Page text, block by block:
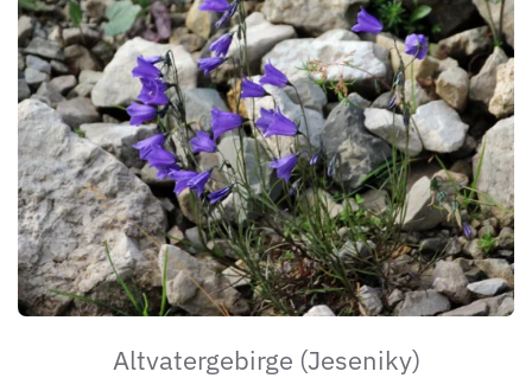
Altvatergebirge (Jeseniky)